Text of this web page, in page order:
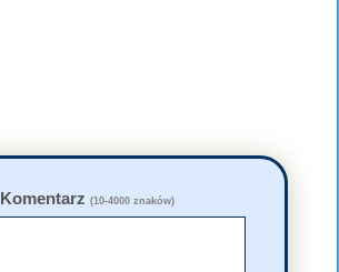
Komentarz (10-4000 znaków)